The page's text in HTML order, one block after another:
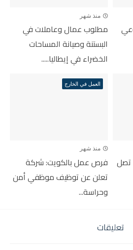
منذ شهر
مطلوب عمال وعاملات في
البستنة وصيانة المساحات
الخضراء في إيطاليا.....
تصل
العمل في الخارج
منذ شهر
فرص عمل بالكويت: شركة
تعلن عن توظيف موظفي أمن
وحراسة...
تعليقات